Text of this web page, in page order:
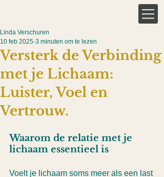
Versterk de Verbinding
met je Lichaam:
Luister, Voel en
Vertrouw.
Linda Verschuren
10 feb 2025 3 minuten om te lezen
Waarom de relatie met je
lichaam essentieel is
Voelt je lichaam soms meer als een last